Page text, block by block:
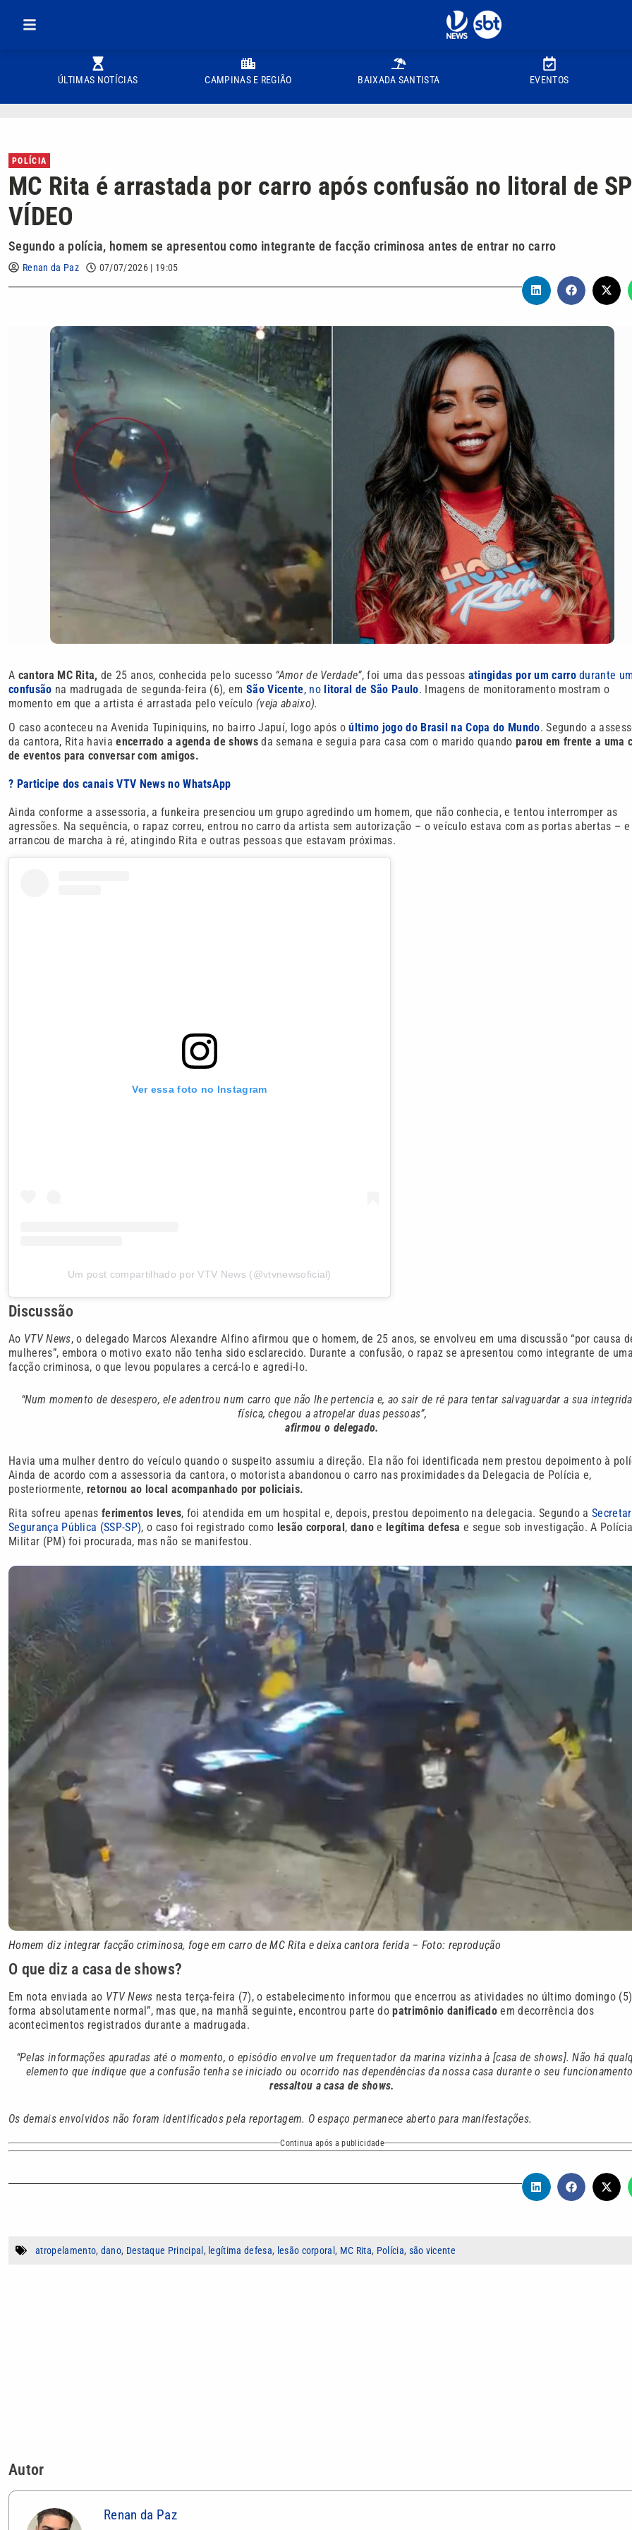
ÚLTIMAS NOTÍCIAS CAMPINAS E REGIÃO BAIXADA SANTISTA EVENTOS
POLÍCIA
MC Rita é arrastada por carro após confusão no litoral de
VÍDEO
Segundo a polícia, homem se apresentou como integrante de facção criminosa antes de entrar no carro
Renan da Paz 07/07/2026 | 19:05
A cantora MC Rita, de 25 anos, conhecida pelo sucesso “Amor de Verdade”, foi uma das pessoas atingidas por um carrodurante
confusão na madrugada de segunda-feira (6), emSão Vicente, nolitoral de São Paulo. Imagens de monitoramento mostram o
momento em que a artista é arrastada pelo veículo(veja abaixo).
O caso aconteceu na Avenida Tupiniquins, no bairro Japuí, logo após oúltimo jogo do Brasil na Copa do Mundo. Segundo a
da cantora, Rita havia encerrado a agenda de shows da semana e seguia para casa com o marido quandoparou em frente a uma
de eventos para conversar com amigos.
? Participe dos canais VTV News no WhatsApp
Ainda conforme a assessoria, a funkeira presenciou um grupo agredindo um homem, que não conhecia, e tentou interromper as
agressões. Na sequência, o rapaz correu, entrou no carro da artista sem autorização – o veículo estava com as portas abertas – e
arrancou de marcha à ré, atingindo Rita e outras pessoas que estavam próximas.
Ver essa foto no Instagram
Um post compartilhado por VTV News (@vtvnewsoficial)
Discussão
Ao VTV News, o delegado Marcos Alexandre Alfino afirmou que o homem, de 25 anos, se envolveu em uma discussão “por causa
mulheres”, embora o motivo exato não tenha sido esclarecido. Durante a confusão, o rapaz se apresentou como integrante de uma
facção criminosa, o que levou populares a cercá-lo e agredi-lo.
“Num momento de desespero, ele adentrou num carro que não lhe pertencia e, ao sair de ré para tentar salvaguardar a sua
física, chegou a atropelar duas pessoas”,
afirmou o delegado.
Havia uma mulher dentro do veículo quando o suspeito assumiu a direção. Ela não foi identificada nem prestou depoimento à
Ainda de acordo com a assessoria da cantora, o motorista abandonou o carro nas proximidades da Delegacia de Polícia e,
posteriormente, retornou ao local acompanhado por policiais.
Rita sofreu apenasferimentos leves, foi atendida em um hospital e, depois, prestou depoimento na delegacia. Segundo a
Segurança Pública (SSP-SP), o caso foi registrado como lesão corporal, danoe legítima defesa e segue sob investigação. A Polícia
Militar (PM) foi procurada, mas não se manifestou.
Homem diz integrar facção criminosa, foge em carro de MC Rita e deixa cantora ferida – Foto: reprodução
O que diz a casa de shows?
Em nota enviada ao VTV News nesta terça-feira (7), o estabelecimento informou que encerrou as atividades no último domingo (5)
forma absolutamente normal”, mas que, na manhã seguinte, encontrou parte dopatrimônio danificadoem decorrência dos
acontecimentos registrados durante a madrugada.
“Pelas informações apuradas até o momento, o episódio envolve um frequentador da marina vizinha à [casa de shows]. Não há
elemento que indique que a confusão tenha se iniciado ou ocorrido nas dependências da nossa casa durante o seu
ressaltou a casa de shows.
Os demais envolvidos não foram identificados pela reportagem. O espaço permanece aberto para manifestações.
Continua após a publicidade
atropelamento, dano, Destaque Principal , legítima defesa, lesão corporal, MC Rita, Polícia, são vicente